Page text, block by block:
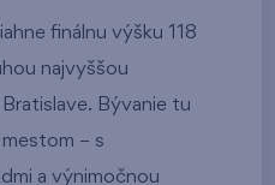
finálnu výšku 118
najvyššou
Bývanie tu
– s
a výnimočnou